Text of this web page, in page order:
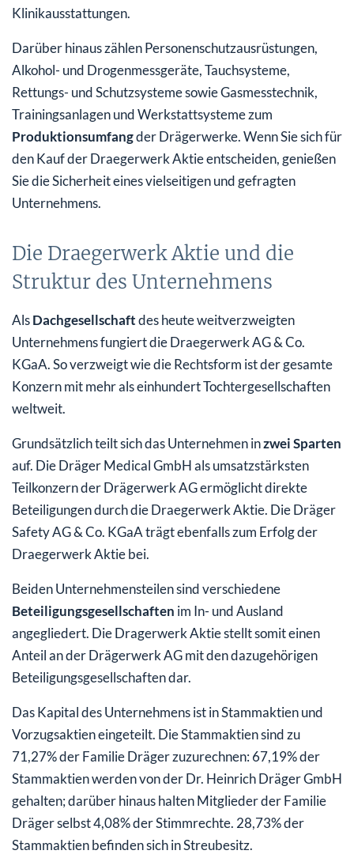
Klinikausstattungen.
Darüber hinaus zählen Personenschutzausrüstungen,
Alkohol- und Drogenmessgeräte, Tauchsysteme,
Rettungs- und Schutzsysteme sowie Gasmesstechnik,
Trainingsanlagen und Werkstattsysteme zum
Produktionsumfangder Drägerwerke. Wenn Sie sich für
den Kauf der Draegerwerk Aktie entscheiden, genießen
Sie die Sicherheit eines vielseitigen und gefragten
Unternehmens.
Die Draegerwerk Aktie und die
Struktur des Unternehmens
AlsDachgesellschaftdes heute weitverzweigten
Unternehmens fungiert die Draegerwerk AG & Co.
KGaA. So verzweigt wie die Rechtsform ist der gesamte
Konzern mit mehr als einhundert Tochtergesellschaften
weltweit.
Grundsätzlich teilt sich das Unternehmen inzwei Sparten
auf. Die Dräger Medical GmbH als umsatzstärksten
Teilkonzern der Drägerwerk AG ermöglicht direkte
Beteiligungen durch die Draegerwerk Aktie. Die Dräger
Safety AG & Co. KGaA trägt ebenfalls zum Erfolg der
Draegerwerk Aktie bei.
Beiden Unternehmensteilen sind verschiedene
Beteiligungsgesellschaften im In- und Ausland
angegliedert. Die Dragerwerk Aktie stellt somit einen
Anteil an der Drägerwerk AG mit den dazugehörigen
Beteiligungsgesellschaften dar.
Das Kapital des Unternehmens ist in Stammaktien und
Vorzugsaktien eingeteilt. Die Stammaktien sind zu
71,27% der Familie Dräger zuzurechnen: 67,19% der
Stammaktien werden von der Dr. Heinrich Dräger GmbH
gehalten; darüber hinaus halten Mitglieder der Familie
Dräger selbst 4,08% der Stimmrechte. 28,73% der
Stammaktien befinden sich in Streubesitz.